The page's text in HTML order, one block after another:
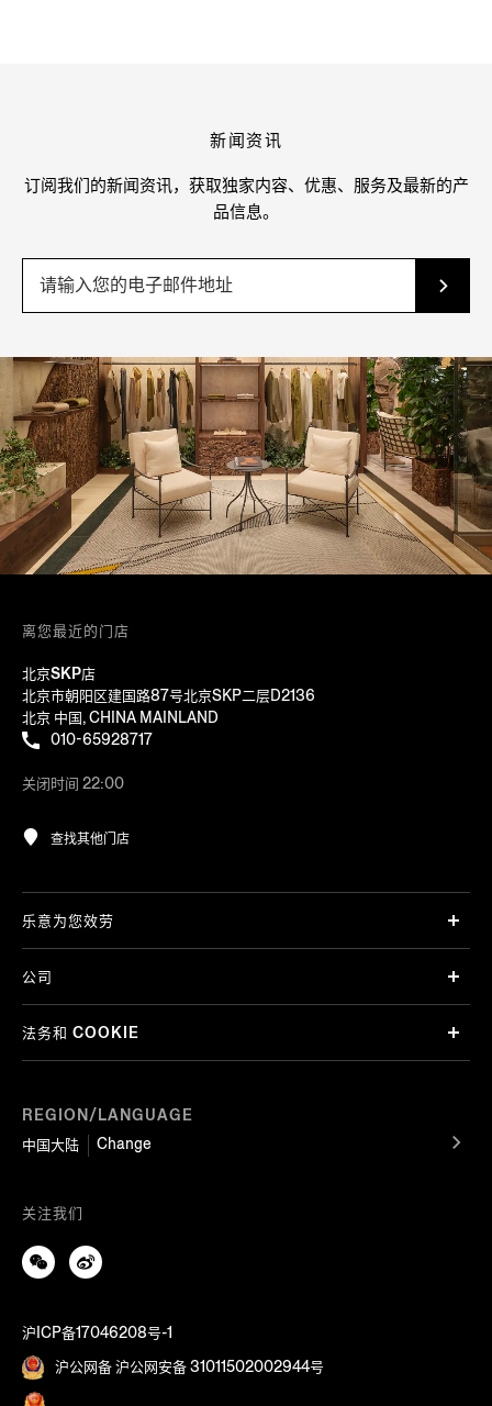
新闻资讯
订阅我们的新闻资讯，获取独家内容、优惠、服务及最新的产
品信息。
离您最近的门店
北京SKP店
北京市朝阳区建国路87号北京SKP二层D2136
北京 中国, CHINA MAINLAND
010-65928717
关闭时间 22:00
查找其他门店
REGION/LANGUAGE
中国大陆
Change
乐意为您效劳
公司
法务和 COOKIE
关注我们
沪ICP备17046208号-1
沪公网备 沪公网安备 31011502002944号